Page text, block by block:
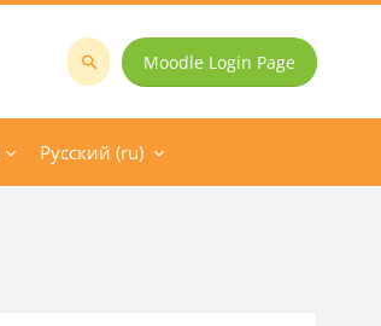
Поиск
Moodle Login Page
Русский ‎(ru)‎